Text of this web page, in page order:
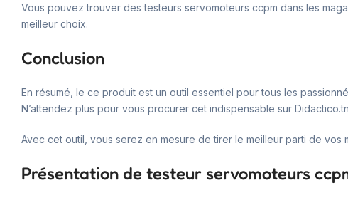
Vous pouvez trouver des testeurs servomoteurs ccpm dans les
meilleur choix.
Conclusion
En résumé, le ce produit est un outil essentiel pour tous les
N’attendez plus pour vous procurer cet indispensable sur
Avec cet outil, vous serez en mesure de tirer le meilleur parti de
Présentation de testeur servomoteurs